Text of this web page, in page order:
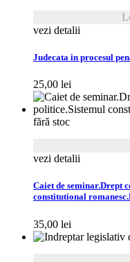
vezi detalii
Judecata in procesul
25,00 lei
fără stoc
vezi detalii
Caiet de seminar.Drept
constitutional
35,00 lei